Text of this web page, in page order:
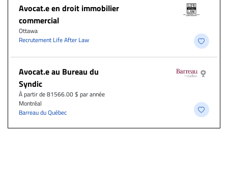
Avocat.e en droit immobilier
commercial
Ottawa
Recrutement Life After Law
Avocat.e au Bureau du
Syndic
À partir de 81566.00 $ par année
Montréal
Barreau du Québec